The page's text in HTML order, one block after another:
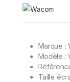
Marque :
Modèle :
Taille